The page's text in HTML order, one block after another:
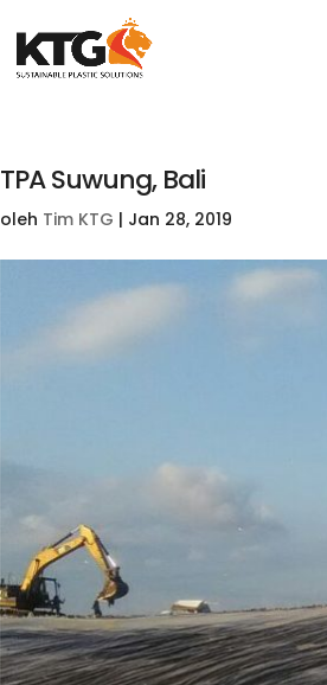
TPA Suwung, Bali
oleh Tim KTG | Jan 28, 2019